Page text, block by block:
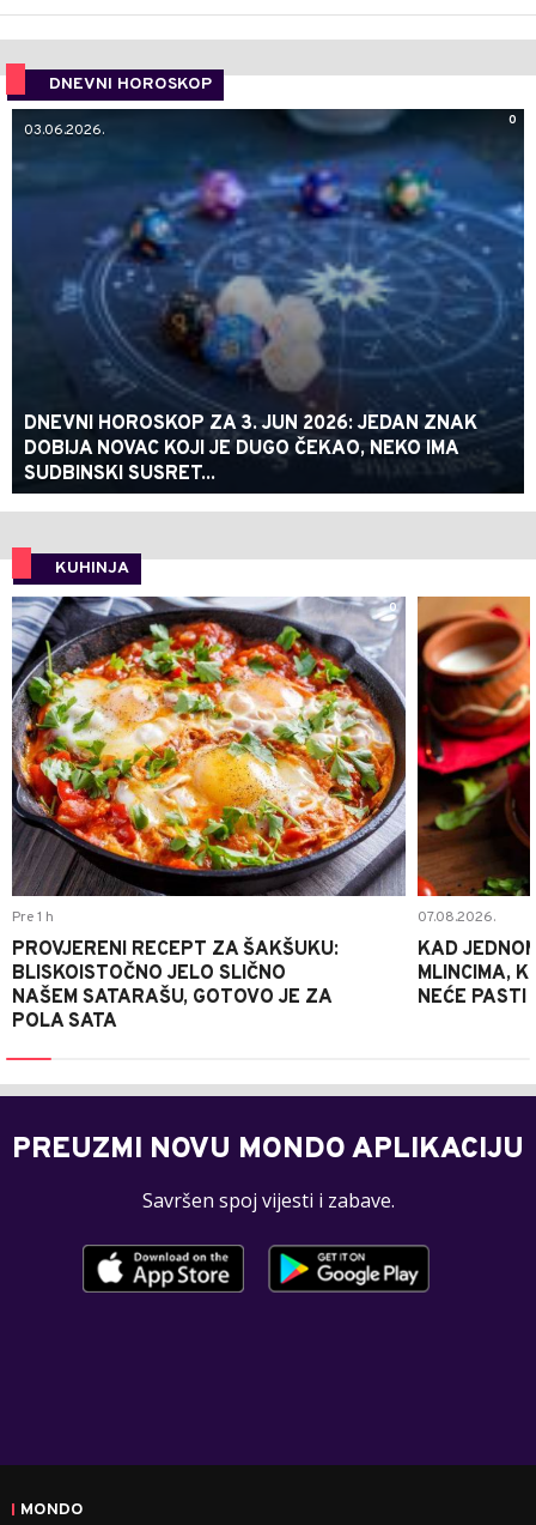
DNEVNI HOROSKOP
0
03.06.2026.
DNEVNI HOROSKOP ZA 3. JUN 2026: JEDAN ZNAK
DOBIJA NOVAC KOJI JE DUGO ČEKAO, NEKO IMA
SUDBINSKI SUSRET...
KUHINJA
0
Pre 1 h
PROVJERENI RECEPT ZA ŠAKŠUKU:
BLISKOISTOČNO JELO SLIČNO
NAŠEM SATARAŠU, GOTOVO JE ZA
POLA SATA
07.08.2026.
KAD
MLINCIMA,
NEĆE PASTI
PREUZMI NOVU MONDO APLIKACIJU
Savršen spoj vijesti i zabave.
MONDO